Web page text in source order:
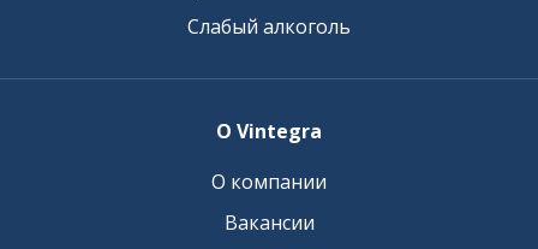
Слабый алкоголь
О Vintegra
О компании
Вакансии